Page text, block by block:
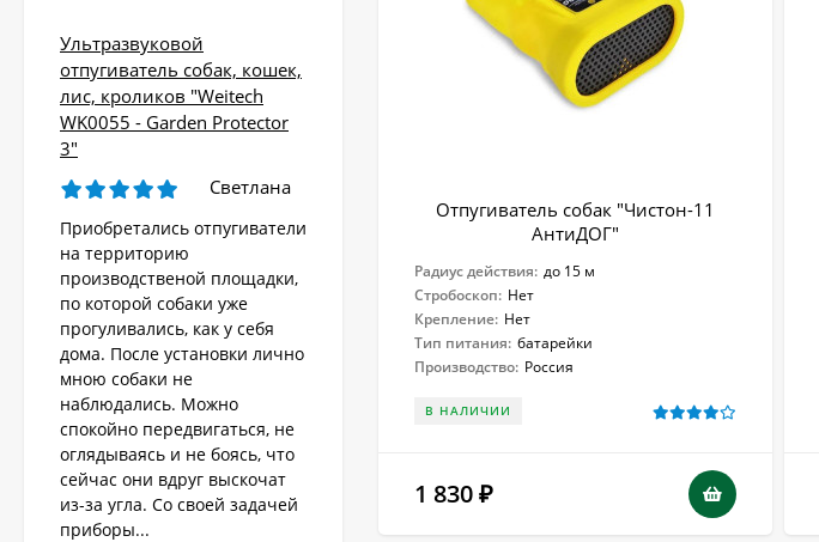
Отпугиватель собак "Чистон-11
АнтиДОГ"
Радиус действия: до 15 м
Стробоскоп: Нет
Крепление: Нет
Тип питания: батарейки
Производство: Россия
В НАЛИЧИИ
1 830 ₽
Ультразвуковой
отпугиватель собак, кошек,
лис, кроликов "Weitech
WK0055 - Garden Protector
3"
Светлана
Приобретались отпугиватели
на территорию
производственой площадки,
по которой собаки уже
прогуливались, как у себя
дома. После установки лично
мною собаки не
наблюдались. Можно
спокойно передвигаться, не
оглядываясь и не боясь, что
сейчас они вдруг выскочат
из-за угла. Со своей задачей
приборы...